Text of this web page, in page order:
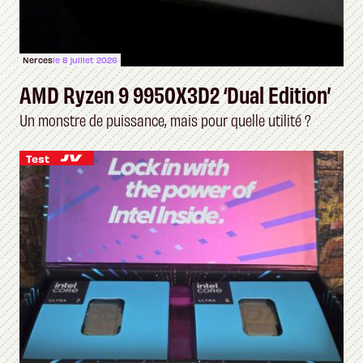
Nercesle 8 juillet 2026
AMD Ryzen 9 9950X3D2 ‘Dual Edition’
Un monstre de puissance, mais pour quelle utilité ?
Test